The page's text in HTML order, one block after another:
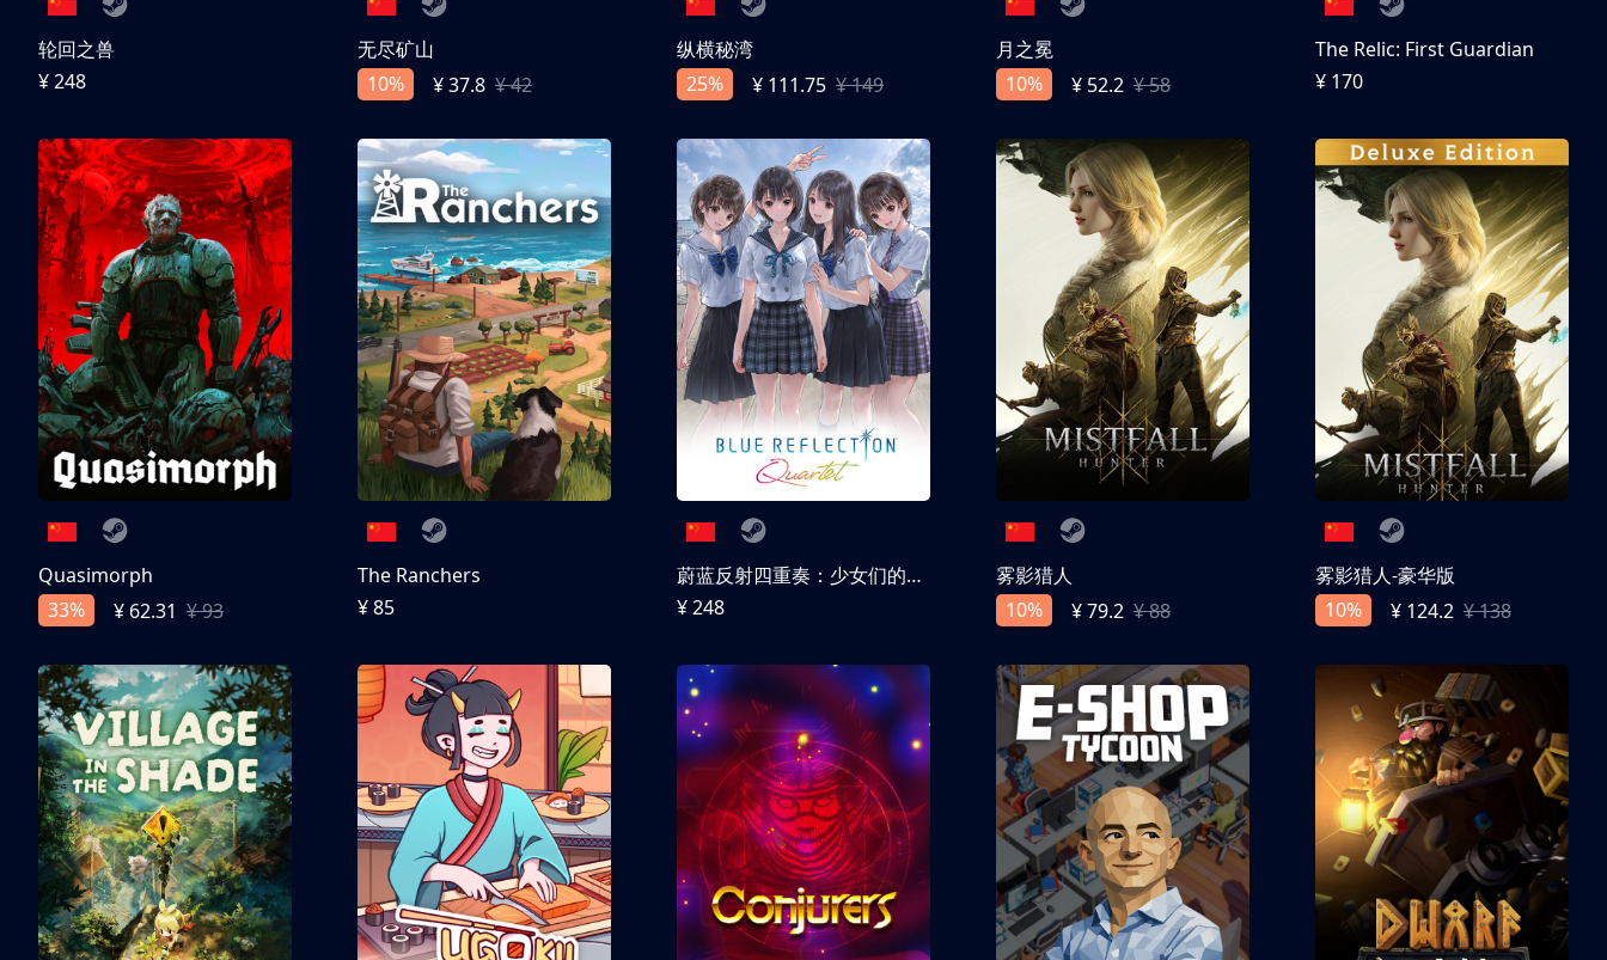
轮回之兽
¥ 248
无尽矿山
10%
¥ 37.8 ¥ 42
纵横秘湾
25%
¥ 111.75 ¥ 149
月之冕
10%
¥ 52.2 ¥ 58
The Relic: First Guardian
¥ 170
Quasimorph
33%
¥ 62.31 ¥ 93
The Ranchers
¥ 85
蔚蓝反射四重奏：少女们的奇迹
¥ 248
雾影猎人
10%
¥ 79.2 ¥ 88
雾影猎人-豪华版
10%
¥ 124.2 ¥ 138